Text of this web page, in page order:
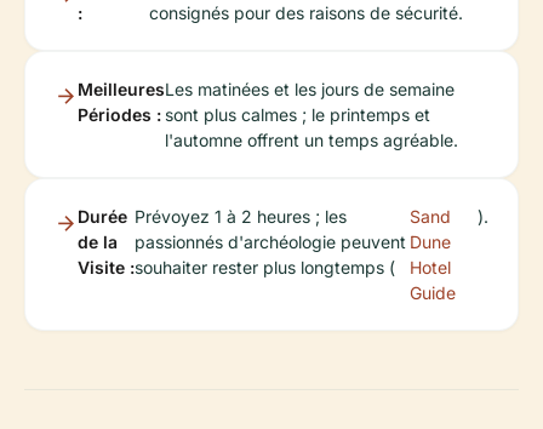
:
consignés pour des raisons de sécurité.
Meilleures
Périodes :
Les matinées et les jours de semaine
sont plus calmes ; le printemps et
l'automne offrent un temps agréable.
Durée
de la
Visite :
Prévoyez 1 à 2 heures ; les
passionnés d'archéologie peuvent
souhaiter rester plus longtemps (
Sand
Dune
Hotel
Guide
).